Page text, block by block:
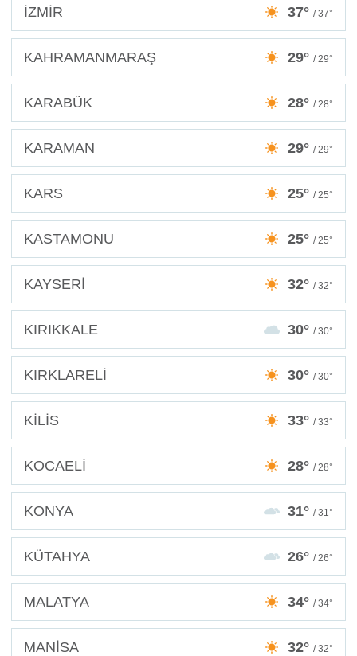
İZMİR 37° / 37°
KAHRAMANMARAŞ 29° / 29°
KARABÜK 28° / 28°
KARAMAN 29° / 29°
KARS 25° / 25°
KASTAMONU 25° / 25°
KAYSERİ 32° / 32°
KIRIKKALE 30° / 30°
KIRKLARELİ 30° / 30°
KİLİS 33° / 33°
KOCAELİ 28° / 28°
KONYA 31° / 31°
KÜTAHYA 26° / 26°
MALATYA 34° / 34°
MANİSA 32° / 32°